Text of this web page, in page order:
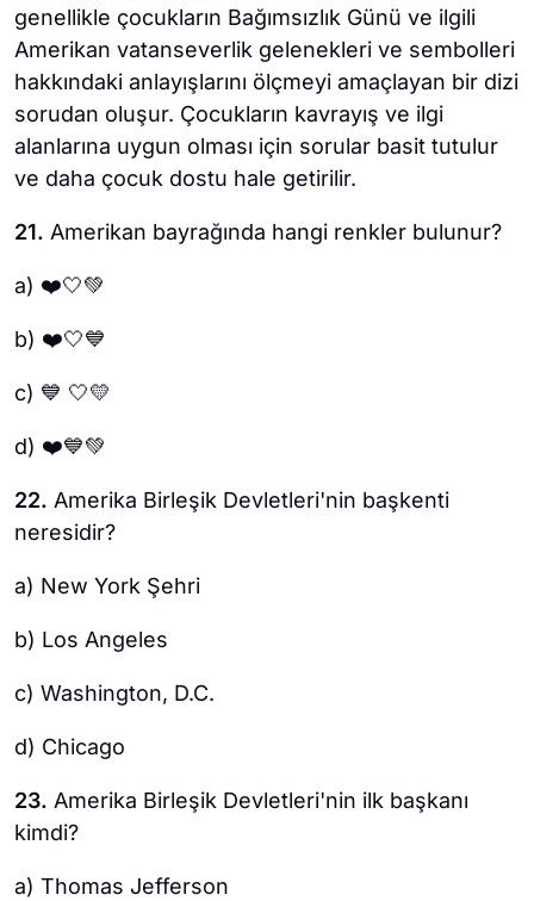
genellikle çocukların Bağımsızlık Günü ve ilgili
Amerikan vatanseverlik gelenekleri ve sembolleri
hakkındaki anlayışlarını ölçmeyi amaçlayan bir dizi
sorudan oluşur. Çocukların kavrayış ve ilgi
alanlarına uygun olması için sorular basit tutulur
ve daha çocuk dostu hale getirilir.
21. Amerikan bayrağında hangi renkler bulunur?
a) ❤️🤍💚
b) ❤️🤍💙
c) 💙 🤍💛
d) ❤️💙💚
22. Amerika Birleşik Devletleri'nin başkenti
neresidir?
a) New York Şehri
b) Los Angeles
c) Washington, D.C.
d) Chicago
23. Amerika Birleşik Devletleri'nin ilk başkanı
kimdi?
a) Thomas Jefferson